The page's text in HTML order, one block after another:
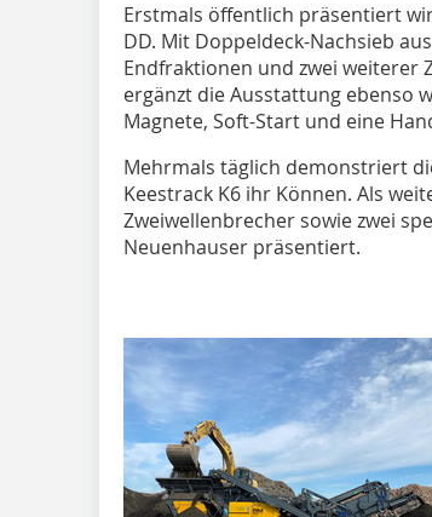
Erstmals öffentlich präsentiert
DD. Mit Doppeldeck-Nachsieb
Endfraktionen und zwei weiterer
ergänzt die Ausstattung ebenso
Magnete, Soft-Start und eine
Mehrmals täglich demonstriert
Keestrack K6 ihr Können. Als
Zweiwellenbrecher sowie zwei
Neuenhauser präsentiert.